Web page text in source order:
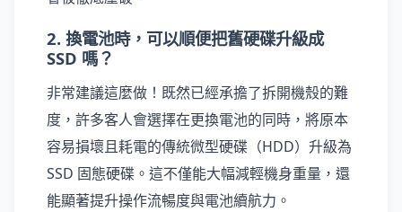
2. 換電池時，可以順便把舊硬碟升級成
SSD 嗎？
非常建議這麼做！既然已經承擔了拆開機殼的難
度，許多客人會選擇在更換電池的同時，將原本
容易損壞且耗電的傳統微型硬碟（HDD）升級為
SSD 固態硬碟。這不僅能大幅減輕機身重量，還
能顯著提升操作流暢度與電池續航力。